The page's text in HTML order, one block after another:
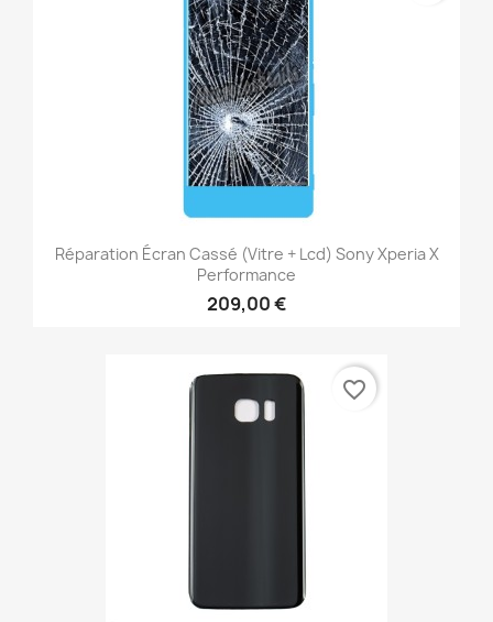
Réparation Écran Cassé (vitre + Lcd) Sony Xperia X
Performance
209,00 €
favorite_border